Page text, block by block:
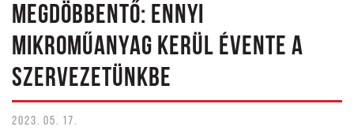
MEGDÖBBENTŐ: ENNYI
MIKROMŰANYAG KERÜL ÉVENTE A
SZERVEZETÜNKBE
2023. 05. 17.